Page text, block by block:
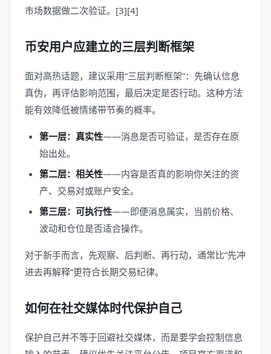
市场数据做二次验证。[3][4]
币安用户应建立的三层判断框架
面对高热话题，建议采用“三层判断框架”：先确认信息
真伪，再评估影响范围，最后决定是否行动。这种方法
能有效降低被情绪带节奏的概率。
第一层：真实性——消息是否可验证，是否存在原
始出处。
第二层：相关性——内容是否真的影响你关注的资
产、交易对或账户安全。
第三层：可执行性——即便消息属实，当前价格、
波动和仓位是否适合操作。
对于新手而言，先观察、后判断、再行动，通常比“先冲
进去再解释”更符合长期交易纪律。
如何在社交媒体时代保护自己
保护自己并不等于回避社交媒体，而是要学会控制信息